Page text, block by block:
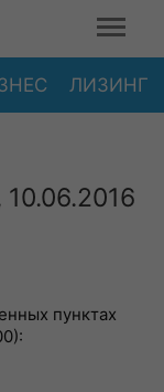
ЛИЗИНГ
пунктах